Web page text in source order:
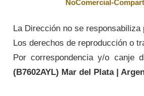
NoComercial-
La Dirección no se
Los derechos de reproducción o
Por correspondencia y/o canje
(B7602AYL) Mar del Plata |